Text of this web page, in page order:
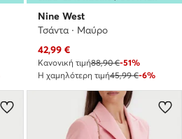
Nine West
Τσάντα · Μαύρο
Τρέχουσα τιμή
42,99 €
Κανονική τιμή88,90 €-51%
Η χαμηλότερη τιμή45,99 €-6%